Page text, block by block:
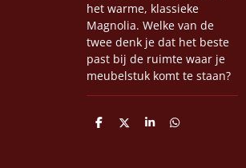
het warme, klassieke
Magnolia. Welke van de
twee denk je dat het beste
past bij de ruimte waar je
meubelstuk komt te staan?
D
D
S
D